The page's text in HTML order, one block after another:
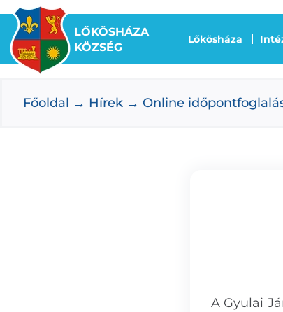
Kihagyás
LŐKÖSHÁZA
KÖZSÉG
Lőkösháza
Főoldal Hírek Online
A Gyulai